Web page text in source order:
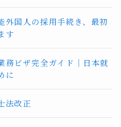
外国人の採用手続き、最初
す
務ビザ完全ガイド｜日本就
に
法改正